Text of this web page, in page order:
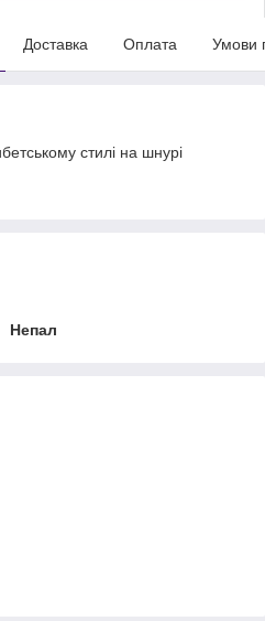
Доставка Оплата Умови
стилі на шнурі
Непал